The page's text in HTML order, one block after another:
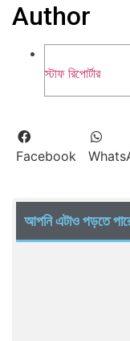
Author
স্টাফ রিপোর্টার
Facebook
আপনি এটাও পড়তে